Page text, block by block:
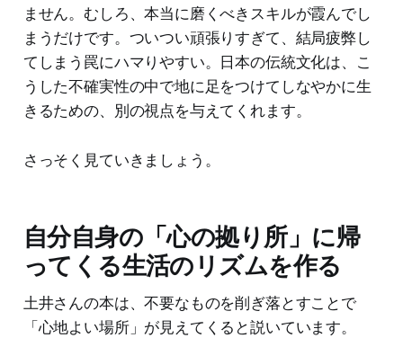
ません。むしろ、本当に磨くべきスキルが霞んでし
まうだけです。ついつい頑張りすぎて、結局疲弊し
てしまう罠にハマりやすい。日本の伝統文化は、こ
うした不確実性の中で地に足をつけてしなやかに生
きるための、別の視点を与えてくれます。
さっそく見ていきましょう。
自分自身の「心の拠り所」に帰
ってくる生活のリズムを作る
土井さんの本は、不要なものを削ぎ落とすことで
「心地よい場所」が見えてくると説いています。